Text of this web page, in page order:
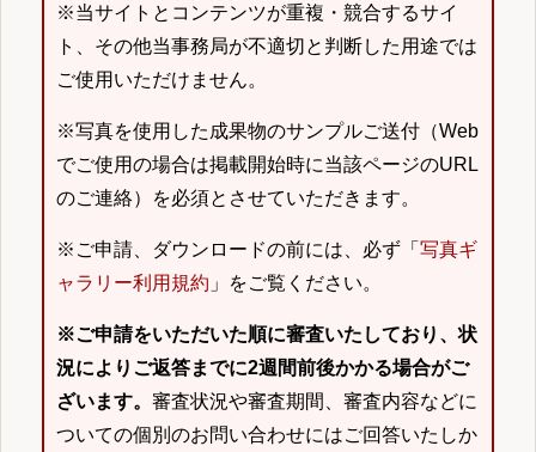
※当サイトとコンテンツが重複・競合するサイ
ト、その他当事務局が不適切と判断した用途では
ご使用いただけません。
※写真を使用した成果物のサンプルご送付（Web
でご使用の場合は掲載開始時に当該ページのURL
のご連絡）を必須とさせていただきます。
※ご申請、ダウンロードの前には、必ず「 写真ギ
ャラリー利用規約 」をご覧ください。
※ご申請をいただいた順に審査いたしており、状
況によりご返答までに2週間前後かかる場合がご
ざいます。 審査状況や審査期間、審査内容などに
ついての個別のお問い合わせにはご回答いたしか